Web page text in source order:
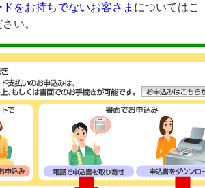
をお持ちでないお客さま についてはこ
い。